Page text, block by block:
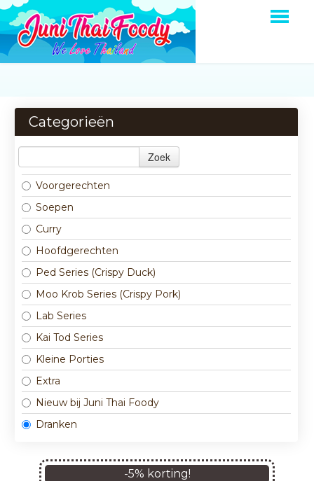
BESTELLEN
MENU
OVER ONS
LOGIN
CONTACT
Categorieën
Zoek
Voorgerechten
Soepen
Curry
Hoofdgerechten
Ped Series (Crispy Duck)
Moo Krob Series (Crispy Pork)
Lab Series
Kai Tod Series
Kleine Porties
Extra
Nieuw bij Juni Thai Foody
Dranken
-5% korting!